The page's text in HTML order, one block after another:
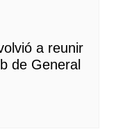
a reunir
de General